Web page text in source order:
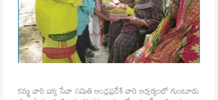
కమ్మ వారి ఐక్య సేవా సమితి ఆంధ్రప్రదేశ్ వారి ఆధ్వర్యంలో గుంటూరు